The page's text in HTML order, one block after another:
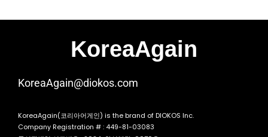
KoreaAgain
KoreaAgain@diokos.com
KoreaAgain(코리아어게인) is the brand of DIOKOS Inc.
Company Registration # : 449-81-03083